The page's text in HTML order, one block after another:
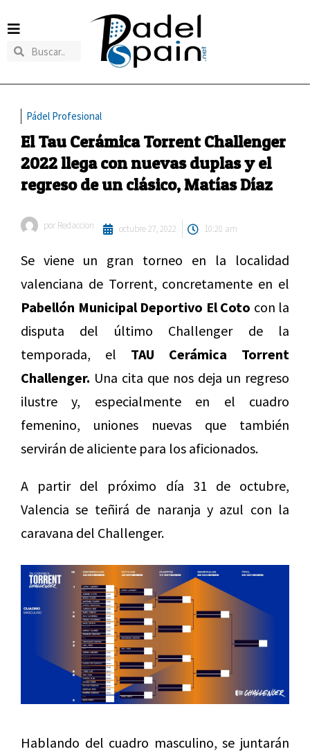
Pádel Profesional
El Tau Cerámica Torrent Challenger
2022 llega con nuevas duplas y el
regreso de un clásico, Matías Díaz
por Redaccion octubre 27, 2022 10:20 am
Se viene un gran torneo en la localidad
valenciana de Torrent, concretamente en el
Pabellón Municipal Deportivo El Coto con la
disputa del último Challenger de la
temporada, el TAU Cerámica Torrent
Challenger. Una cita que nos deja un regreso
ilustre y, especialmente en el cuadro
femenino, uniones nuevas que también
servirán de aliciente para los aficionados.
A partir del próximo día 31 de octubre,
Valencia se teñirá de naranja y azul con la
caravana del Challenger.
Hablando del cuadro masculino, se juntarán